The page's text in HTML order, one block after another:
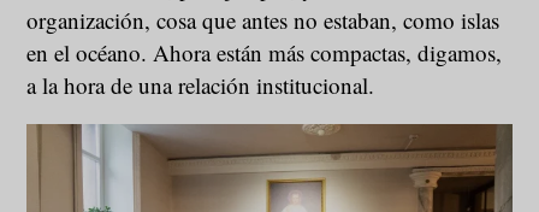
organización, cosa que antes no estaban, como islas
en el océano. Ahora están más compactas, digamos,
a la hora de una relación institucional.